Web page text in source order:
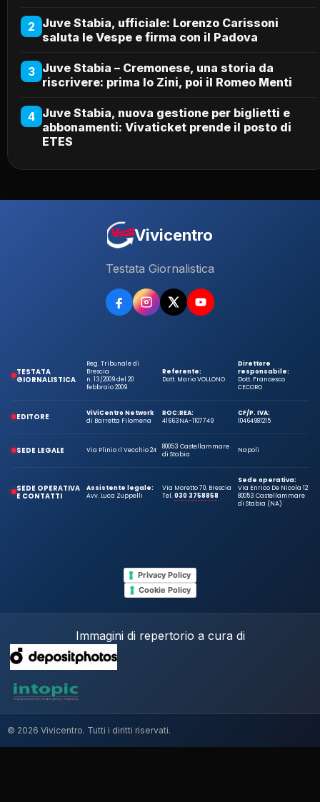
2 Juve Stabia, ufficiale: Lorenzo Carissoni
saluta le Vespe e firma con il Padova
3 Juve Stabia – Cremonese, una storia da
riscrivere: prima lo Zini, poi il Romeo Menti
4 Juve Stabia, nuova gestione per biglietti e
abbonamenti: Vivaticket prende il posto di
ETES
Vivicentro
Testata Giornalistica
TESTATA
GIORNALISTICA
Reg. Tribunale di
Brescia
n. 13/2009 del 20
febbraio 2009
Referente:
Dott. Mario VOLLONO
Direttore
responsabile:
Dott. Francesco
CECORO
EDITORE
ViViCentro Network
di Barretta Filomena
ROC:
41663
REA:
NA-1107749
CF/P. IVA:
10464981215
SEDE LEGALE Via Plinio Il Vecchio 24
80053 Castellammare
di Stabia
Napoli
SEDE OPERATIVA
E CONTATTI
Assistente legale:
Avv. Luca Zuppelli
Via Moretto 70, Brescia
Tel.030 3758858
Sede operativa:
Via Enrico De Nicola 12
80053 Castellammare
di Stabia (NA)
Privacy Policy
Cookie Policy
Immagini di repertorio a cura di
© 2026 Vivicentro. Tutti i diritti riservati.